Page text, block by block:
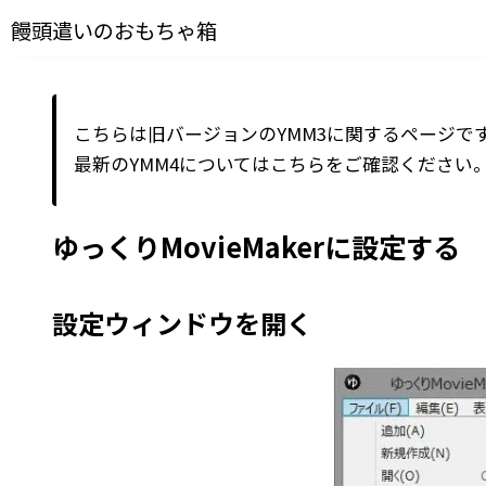
饅頭遣いのおもちゃ箱
こちらは旧バージョンのYMM3に関するページで
最新のYMM4についてはこちらをご確認ください
ゆっくりMovieMakerに設定する
設定ウィンドウを開く